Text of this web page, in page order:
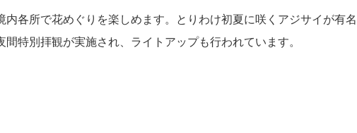
各所で花めぐりを楽しめます。とりわけ初夏に咲くアジサイが有
特別拝観が実施され、ライトアップも行われています。